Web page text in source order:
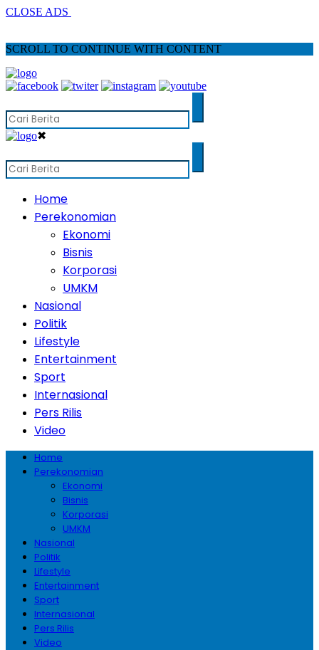
CLOSE ADS
SCROLL TO CONTINUE WITH CONTENT
✖
Home
Perekonomian
Ekonomi
Bisnis
Korporasi
UMKM
Nasional
Politik
Lifestyle
Entertainment
Sport
Internasional
Pers Rilis
Video
Home
Perekonomian
Ekonomi
Bisnis
Korporasi
UMKM
Nasional
Politik
Lifestyle
Entertainment
Sport
Internasional
Pers Rilis
Video